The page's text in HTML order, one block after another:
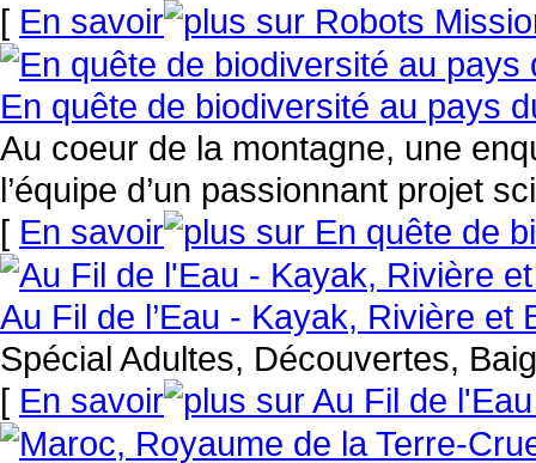
[ En savoir
En quête de biodiversité au pays
Au coeur de la montagne, une
l’équipe d’un passionnant projet
[ En savoir
Au Fil de l’Eau - Kayak, Rivière et
Spécial Adultes, Découvertes,
[ En savoir